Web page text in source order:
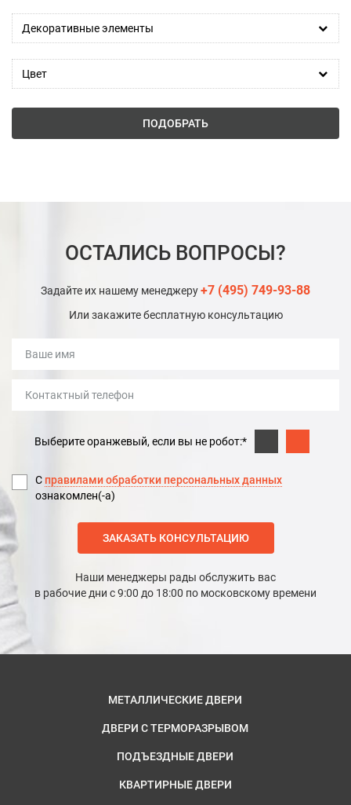
Декоративные элементы
Цвет
ПОДОБРАТЬ
ОСТАЛИСЬ ВОПРОСЫ?
Задайте их нашему менеджеру+7 (495) 749-93-88
Или закажите бесплатную консультацию
Выберите оранжевый, если вы не робот:*
С правилами обработки персональных данных
ознакомлен(-а)
ЗАКАЗАТЬ КОНСУЛЬТАЦИЮ
Наши менеджеры рады обслужить вас
в рабочие дни с 9:00 до 18:00 по московскому времени
МЕТАЛЛИЧЕСКИЕ ДВЕРИ
ДВЕРИ С ТЕРМОРАЗРЫВОМ
ПОДЪЕЗДНЫЕ ДВЕРИ
КВАРТИРНЫЕ ДВЕРИ